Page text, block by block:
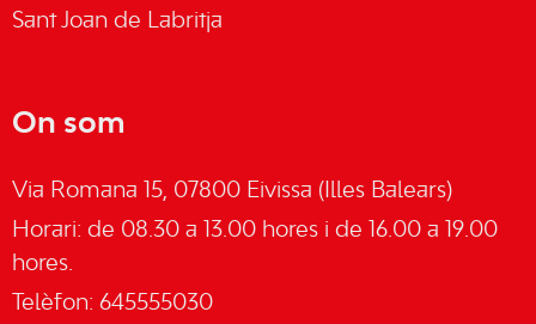
Sant Joan de Labritja
On som
Via Romana 15, 07800 Eivissa (Illes Balears)
Horari: de 08.30 a 13.00 hores i de 16.00 a 19.00
hores.
Telèfon: 645555030